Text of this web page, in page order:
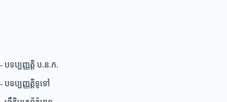
- បទប្បញ្ញត្តិ ប.ន.ក.
- បទប្បញ្ញត្តិទូទៅ